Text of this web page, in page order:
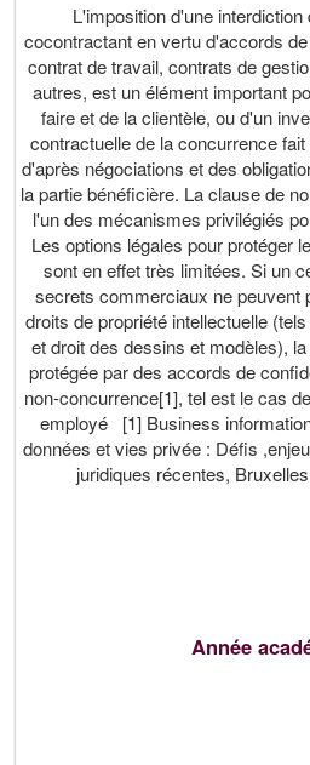
L'imposition d'une
cocontractant en vertu d'accords
contrat de travail, contrats de
autres, est un élément important
faire et de la clientèle, ou d'un
contractuelle de la concurrence
d'après négociations et des
la partie bénéficière. La clause de
l'un des mécanismes privilégiés
Les options légales pour protéger
sont en effet très limitées. Si un
secrets commerciaux ne peuvent
droits de propriété intellectuelle
et droit des dessins et modèles),
protégée par des accords de
non-concurrence[1], tel est le cas
employé [1] Business
données et vies privée : Défis
juridiques récentes,
Année